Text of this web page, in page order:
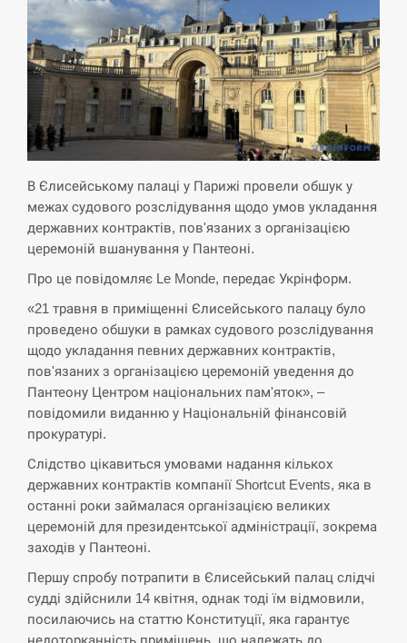
В Єлисейському палаці у Парижі провели обшук у
межах судового розслідування щодо умов укладання
державних контрактів, пов'язаних з організацією
церемоній вшанування у Пантеоні.
Про це повідомляє Le Monde, передає Укрінформ.
«21 травня в приміщенні Єлисейського палацу було
проведено обшуки в рамках судового розслідування
щодо укладання певних державних контрактів,
пов'язаних з організацією церемоній уведення до
Пантеону Центром національних пам'яток», –
повідомили виданню у Національній фінансовій
прокуратурі.
Слідство цікавиться умовами надання кількох
державних контрактів компанії Shortcut Events, яка в
останні роки займалася організацією великих
церемоній для президентської адміністрації, зокрема
заходів у Пантеоні.
Першу спробу потрапити в Єлисейський палац слідчі
судді здійснили 14 квітня, однак тоді їм відмовили,
посилаючись на статтю Конституції, яка гарантує